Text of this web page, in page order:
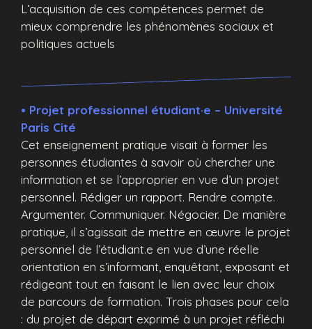
L’acquisition de ces compétences permet de
mieux comprendre les phénomènes sociaux et
politiques actuels
• Projet professionnel étudiant·e – Université
Paris Cité
Cet enseignement pratique visait à former les
personnes étudiantes à savoir où chercher une
information et se l’approprier en vue d’un projet
personnel. Rédiger un rapport. Rendre compte.
Argumenter. Communiquer. Négocier. De manière
pratique, il s’agissait de mettre en œuvre le projet
personnel de l’étudiant.e en vue d’une réelle
orientation en s’informant, enquêtant, exposant et
rédigeant tout en faisant le lien avec leur choix
de parcours de formation. Trois phases pour cela
: du projet de départ exprimé à un projet réfléchi